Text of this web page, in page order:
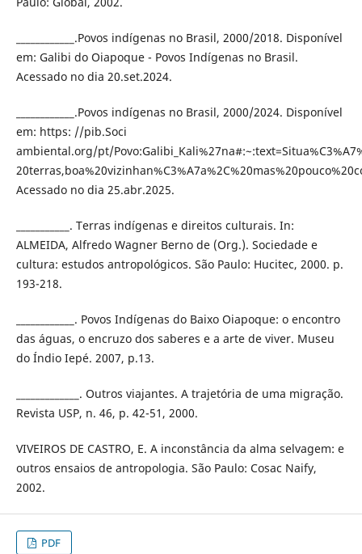
____________.Povos indígenas no Brasil, 2000/2018. Disponível
em: Galibi do Oiapoque - Povos Indígenas no Brasil.
Acessado no dia 20.set.2024.
____________.Povos indígenas no Brasil, 2000/2024. Disponível
em: https: //pib.Soci
ambiental.org/pt/
Acessado no dia 25.abr.2025.
___________. Terras indígenas e direitos culturais. In:
ALMEIDA, Alfredo Wagner Berno de (Org.). Sociedade e
cultura: estudos antropológicos. São Paulo: Hucitec, 2000. p.
193-218.
____________. Povos Indígenas do Baixo Oiapoque: o encontro
das águas, o encruzo dos saberes e a arte de viver. Museu
do Índio Iepé. 2007, p.13.
_____________. Outros viajantes. A trajetória de uma migração.
Revista USP, n. 46, p. 42-51, 2000.
VIVEIROS DE CASTRO, E. A inconstância da alma selvagem: e
outros ensaios de antropologia. São Paulo: Cosac Naify,
2002.
PDF